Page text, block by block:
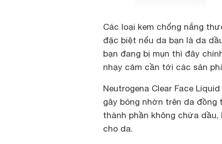
Các loại kem chống nắng
đặc biệt nếu da bạn là da
bạn đang bị mụn thì đây
nhạy cảm cần tới các sản
Neutrogena Clear Face
gây bóng nhờn trên da
thành phần không chứa
cho da.